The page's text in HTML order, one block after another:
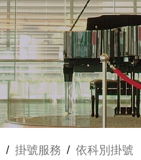
/ 掛號服務 / 依科別掛號